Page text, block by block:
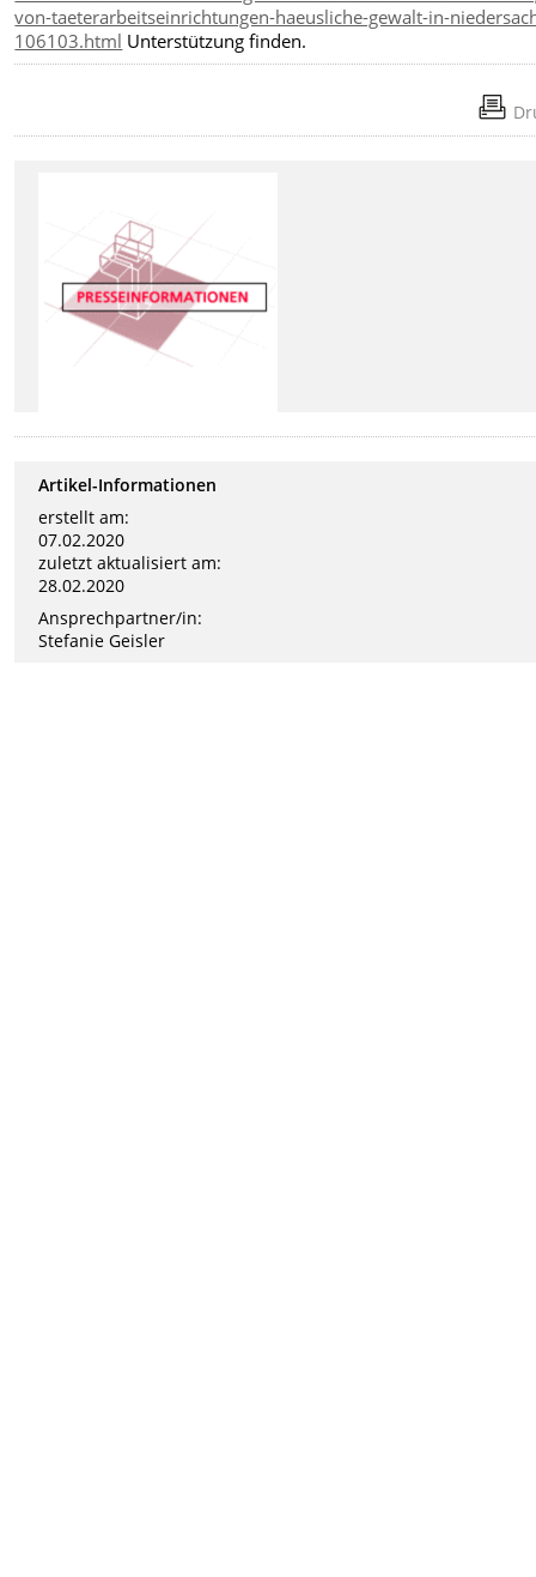
von-taeterarbeitseinrichtungen-haeusliche-gewalt-in-
106103.html Unterstützung finden.
Artikel-Informationen
erstellt am:
07.02.2020
zuletzt aktualisiert am:
28.02.2020
Ansprechpartner/in:
Stefanie Geisler